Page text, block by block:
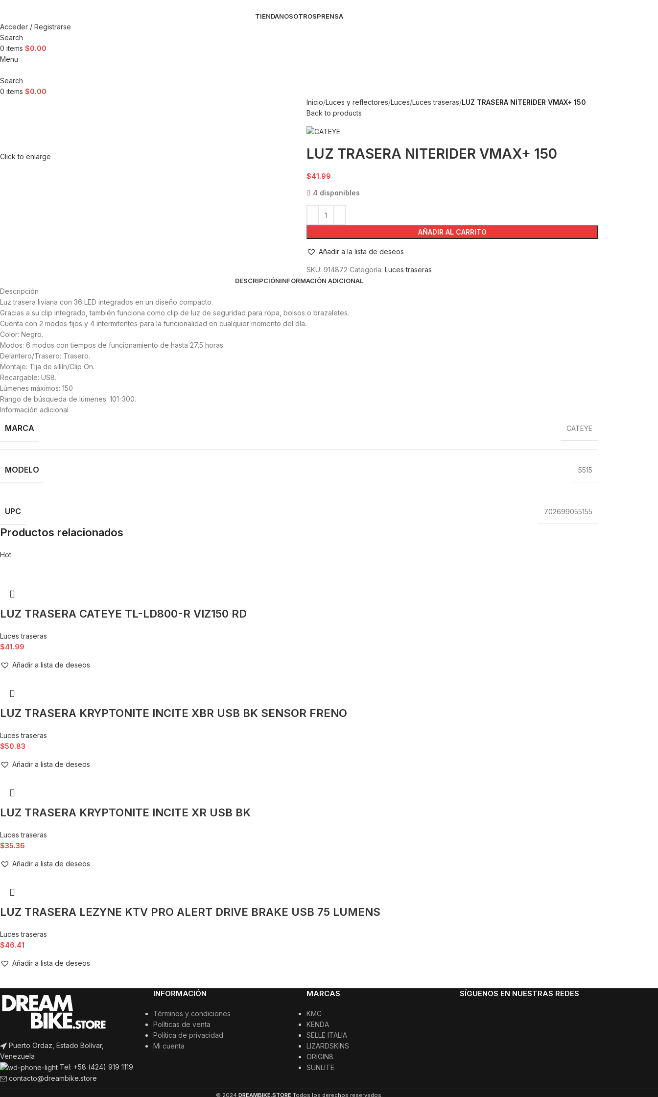
TIENDANOSOTROSPRENSA
Acceder / Registrarse
Search
0 items $0.00
Menu
Search
0 items $0.00
Click to enlarge
Inicio Luces y reflectores Luces Luces traseras LUZ TRASERA NITERIDER VMAX+ 150
Back to products
LUZ TRASERA NITERIDER VMAX+ 150
$41.99
4 disponibles
AÑADIR AL CARRITO
Añadir a la lista de deseos
SKU: 914872 Categoría: Luces traseras
DESCRIPCIÓNINFORMACIÓN ADICIONAL
Descripción
Luz trasera liviana con 36 LED integrados en un diseño compacto.
Gracias a su clip integrado, también funciona como clip de luz de seguridad para ropa, bolsos o brazaletes.
Cuenta con 2 modos fijos y 4 intermitentes para la funcionalidad en cualquier momento del día.
Color: Negro.
Modos: 6 modos con tiempos de funcionamiento de hasta 27,5 horas.
Delantero/Trasero: Trasero.
Montaje: Tija de sillín/Clip On.
Recargable: USB.
Lúmenes máximos: 150
Rango de búsqueda de lúmenes: 101-300.
Información adicional
MARCA CATEYE
MODELO 5515
UPC 702699055155
Productos relacionados
Hot
LUZ TRASERA CATEYE TL-LD800-R VIZ150 RD
Luces traseras
$41.99
Añadir a lista de deseos
LUZ TRASERA KRYPTONITE INCITE XBR USB BK SENSOR FRENO
Luces traseras
$50.83
Añadir a lista de deseos
LUZ TRASERA KRYPTONITE INCITE XR USB BK
Luces traseras
$35.36
Añadir a lista de deseos
LUZ TRASERA LEZYNE KTV PRO ALERT DRIVE BRAKE USB 75 LUMENS
Luces traseras
$46.41
Añadir a lista de deseos
Puerto Ordaz, Estado Bolívar,
Venezuela
Tel: +58 (424) 919 1119
contacto@dreambike.store
INFORMACIÓN
Términos y condiciones
Políticas de venta
Política de privacidad
Mi cuenta
MARCAS
KMC
KENDA
SELLE ITALIA
LIZARDSKINS
ORIGIN8
SUNLITE
SÍGUENOS EN NUESTRAS REDES
© 2024 DREAMBIKE.STORE Todos los derechos reservados.